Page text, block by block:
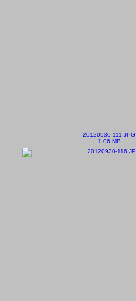
20120930-111.JPG
1.06 MB